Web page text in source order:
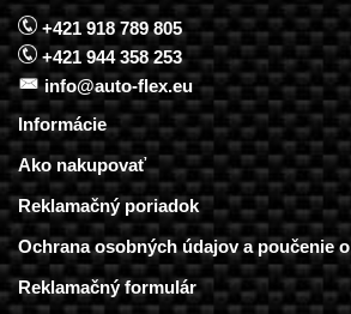
+421 918 789 805
+421 944 358 253
info@auto-flex.eu
Informácie
Ako nakupovať
Reklamačný poriadok
Ochrana osobných údajov a poučenie
Reklamačný formulár